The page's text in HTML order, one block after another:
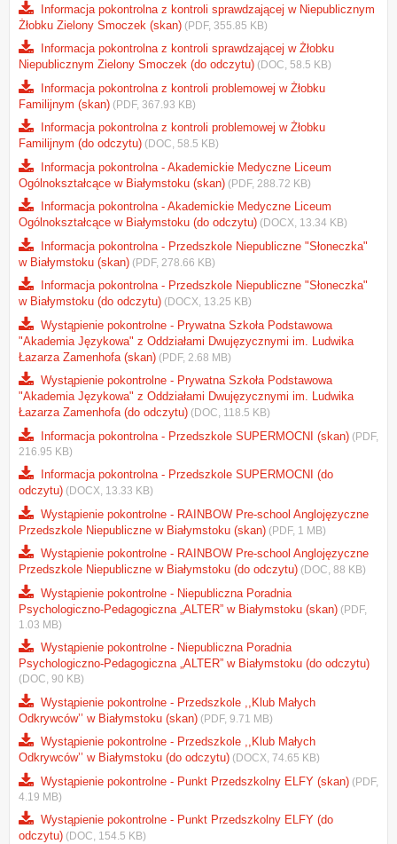
Informacja pokontrolna z kontroli sprawdzającej w Niepublicznym
Żłobku Zielony Smoczek (skan) (PDF, 355.85 KB)
Informacja pokontrolna z kontroli sprawdzającej w Żłobku
Niepublicznym Zielony Smoczek (do odczytu) (DOC, 58.5 KB)
Informacja pokontrolna z kontroli problemowej w Żłobku
Familijnym (skan) (PDF, 367.93 KB)
Informacja pokontrolna z kontroli problemowej w Żłobku
Familijnym (do odczytu) (DOC, 58.5 KB)
Informacja pokontrolna - Akademickie Medyczne Liceum
Ogólnokształcące w Białymstoku (skan) (PDF, 288.72 KB)
Informacja pokontrolna - Akademickie Medyczne Liceum
Ogólnokształcące w Białymstoku (do odczytu) (DOCX, 13.34 KB)
Informacja pokontrolna - Przedszkole Niepubliczne "Słoneczka"
w Białymstoku (skan) (PDF, 278.66 KB)
Informacja pokontrolna - Przedszkole Niepubliczne "Słoneczka"
w Białymstoku (do odczytu) (DOCX, 13.25 KB)
Wystąpienie pokontrolne - Prywatna Szkoła Podstawowa
"Akademia Językowa" z Oddziałami Dwujęzycznymi im. Ludwika
Łazarza Zamenhofa (skan) (PDF, 2.68 MB)
Wystąpienie pokontrolne - Prywatna Szkoła Podstawowa
"Akademia Językowa" z Oddziałami Dwujęzycznymi im. Ludwika
Łazarza Zamenhofa (do odczytu) (DOC, 118.5 KB)
Informacja pokontrolna - Przedszkole SUPERMOCNI (skan) (PDF,
216.95 KB)
Informacja pokontrolna - Przedszkole SUPERMOCNI (do
odczytu) (DOCX, 13.33 KB)
Wystąpienie pokontrolne - RAINBOW Pre-school Anglojęzyczne
Przedszkole Niepubliczne w Białymstoku (skan) (PDF, 1 MB)
Wystąpienie pokontrolne - RAINBOW Pre-school Anglojęzyczne
Przedszkole Niepubliczne w Białymstoku (do odczytu) (DOC, 88 KB)
Wystąpienie pokontrolne - Niepubliczna Poradnia
Psychologiczno-Pedagogiczna „ALTER” w Białymstoku (skan) (PDF,
1.03 MB)
Wystąpienie pokontrolne - Niepubliczna Poradnia
Psychologiczno-Pedagogiczna „ALTER” w Białymstoku (do odczytu)
(DOC, 90 KB)
Wystąpienie pokontrolne - Przedszkole ,,Klub Małych
Odkrywców’’ w Białymstoku (skan) (PDF, 9.71 MB)
Wystąpienie pokontrolne - Przedszkole ,,Klub Małych
Odkrywców’’ w Białymstoku (do odczytu) (DOCX, 74.65 KB)
Wystąpienie pokontrolne - Punkt Przedszkolny ELFY (skan) (PDF,
4.19 MB)
Wystąpienie pokontrolne - Punkt Przedszkolny ELFY (do
odczytu) (DOC, 154.5 KB)